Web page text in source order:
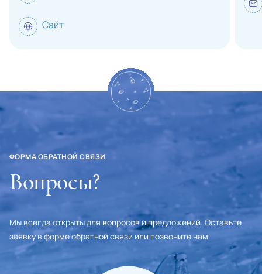
Сайт
ФОРМА ОБРАТНОЙ СВЯЗИ
Вопросы?
Мы всегда открыты для вопросов и предложений. Оставьте
заявку в форме обратной связи или позвоните нам
Turkmenistan
Turkey
Uruguay
Micronesia
Philippines
France
Croatia